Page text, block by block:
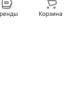
Корзина